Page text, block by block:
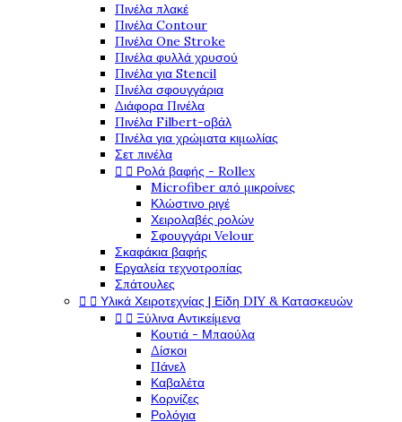
Πινέλα πλακέ
Πινέλα Contour
Πινέλα One Stroke
Πινέλα φυλλά χρυσού
Πινέλα για Stencil
Πινέλα σφουγγάρια
Διάφορα Πινέλα
Πινέλα Filbert-οβάλ
Πινέλα για χρώματα κιμωλίας
Σετ πινέλα
  Ρολά βαφής - Rollex
Microfiber από μικροίνες
Κλώστινο ριγέ
Χειρολαβές ρολών
Σφουγγάρι Velour
Σκαφάκια βαφής
Εργαλεία τεχνοτροπίας
Σπάτουλες
  Υλικά Χειροτεχνίας | Είδη DIY & Κατασκευών
  Ξύλινα Αντικείμενα
Κουτιά - Μπαούλα
Δίσκοι
Πάνελ
Καβαλέτα
Κορνίζες
Ρολόγια